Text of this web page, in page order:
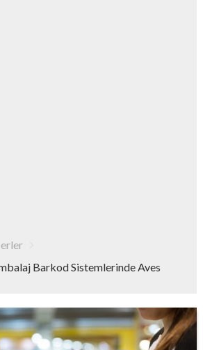
Barkod Sistemlerinde Aves